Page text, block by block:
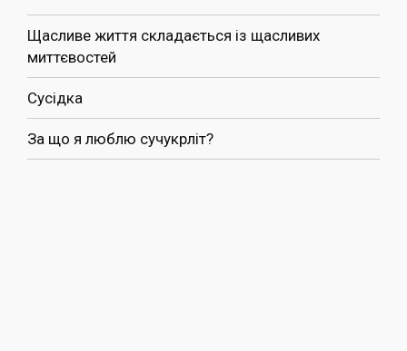
Щасливе життя складається із щасливих
миттєвостей
Сусідка
За що я люблю сучукрліт?